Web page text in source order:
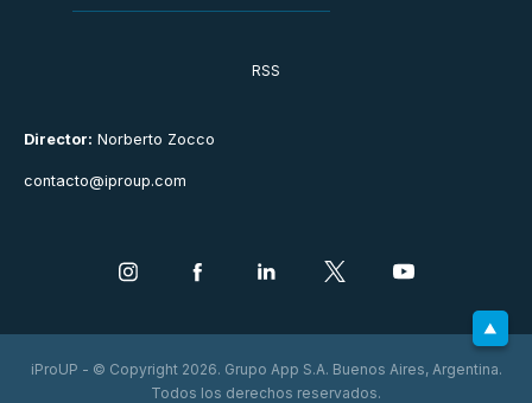
Director: Norberto Zocco
contacto@iproup.com
RSS
iProUP - © Copyright 2026. Grupo App S.A. Buenos Aires, Argentina.
Todos los derechos reservados.